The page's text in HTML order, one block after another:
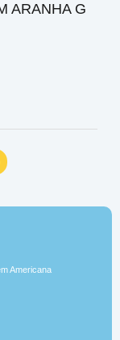
ARANHA G
Americana